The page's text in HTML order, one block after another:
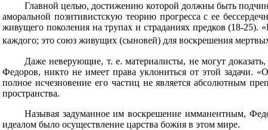
Главной целью, достижению которой должны быть
аморальной позитивистскую теорию прогресса с ее
живущего поколения на трупах и страданиях предков (18-
каждого; это союз живущих (сыновей) для воскрешения
Даже неверующие, т. е. материалисты, не могут
Федоров, никто не имеет права уклониться от этой задачи.
полное исчезновение его частиц не является абсолютным
пространства.
Называя задуманное им воскрешение имманентным,
идеалом было осуществление царства божия в этом мире.